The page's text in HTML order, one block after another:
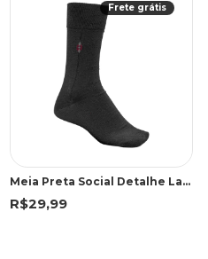
Frete grátis
Meia Preta Social Detalhe Lateral | Lupo
R$29,99